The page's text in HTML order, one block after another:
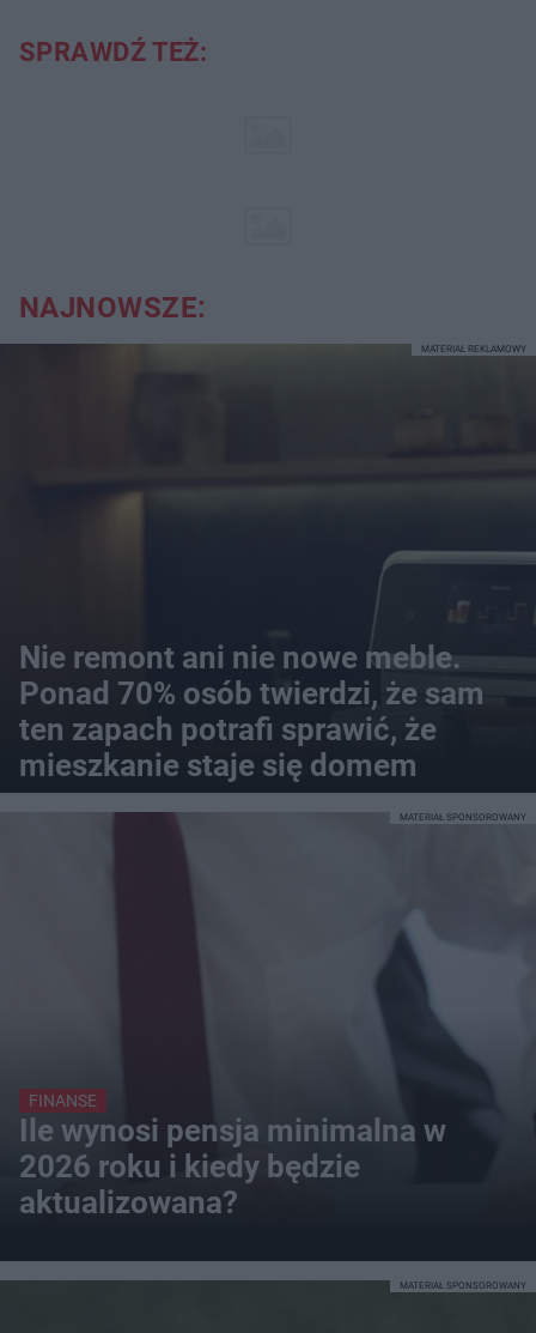
SPRAWDŹ TEŻ:
NAJNOWSZE:
Nie remont ani nie nowe meble.
Ponad 70% osób twierdzi, że sam
ten zapach potrafi sprawić, że
mieszkanie staje się domem
MATERIAŁ REKLAMOWY
FINANSE
Ile wynosi pensja minimalna w
2026 roku i kiedy będzie
aktualizowana?
MATERIAŁ SPONSOROWANY
MATERIAŁ SPONSOROWANY